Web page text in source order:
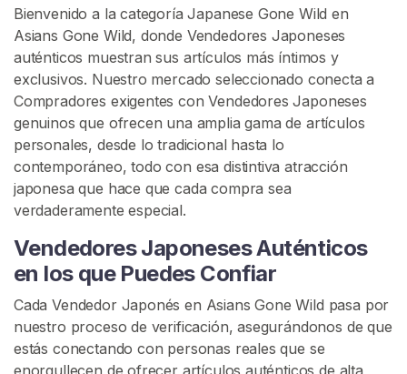
Bienvenido a la categoría Japanese Gone Wild en
Asians Gone Wild, donde Vendedores Japoneses
auténticos muestran sus artículos más íntimos y
exclusivos. Nuestro mercado seleccionado conecta a
Compradores exigentes con Vendedores Japoneses
genuinos que ofrecen una amplia gama de artículos
personales, desde lo tradicional hasta lo
contemporáneo, todo con esa distintiva atracción
japonesa que hace que cada compra sea
verdaderamente especial.
Vendedores Japoneses Auténticos
en los que Puedes Confiar
Cada Vendedor Japonés en Asians Gone Wild pasa por
nuestro proceso de verificación, asegurándonos de que
estás conectando con personas reales que se
enorgullecen de ofrecer artículos auténticos de alta
i
o
E
x
p
l
o
r
a
r
V
e
n
d
e
d